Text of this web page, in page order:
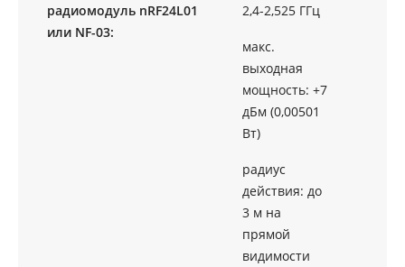
радиомодуль nRF24L01
или NF-03:
2,4-2,525 ГГц
макс.
выходная
мощность: +7
дБм (0,00501
Вт)
радиус
действия: до
3 м на
прямой
видимости